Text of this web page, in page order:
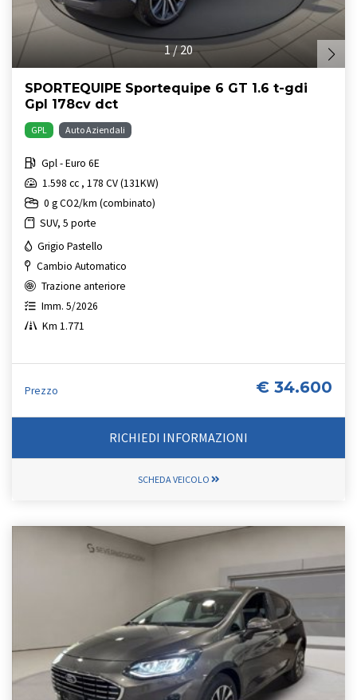
1/20
SPORTEQUIPE Sportequipe 6 GT 1.6 t-gdi
Gpl 178cv dct
GPL Auto Aziendali
Gpl - Euro 6E
1.598 cc , 178 CV (131KW)
0 g CO2/km (combinato)
SUV, 5 porte
Grigio Pastello
Cambio Automatico
Trazione anteriore
Imm. 5/2026
Km 1.771
Prezzo € 34.600
RICHIEDI INFORMAZIONI
SCHEDA VEICOLO